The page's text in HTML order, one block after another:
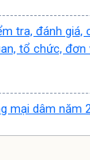
tra, đánh
tổ chức, đơn
mại dâm năm